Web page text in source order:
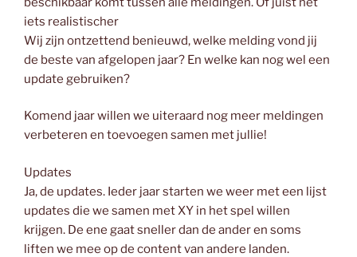
iets realistischer
Wij zijn ontzettend benieuwd, welke melding vond jij
de beste van afgelopen jaar? En welke kan nog wel een
update gebruiken?
Komend jaar willen we uiteraard nog meer meldingen
verbeteren en toevoegen samen met jullie!
Updates
Ja, de updates. Ieder jaar starten we weer met een lijst
updates die we samen met XY in het spel willen
krijgen. De ene gaat sneller dan de ander en soms
liften we mee op de content van andere landen.